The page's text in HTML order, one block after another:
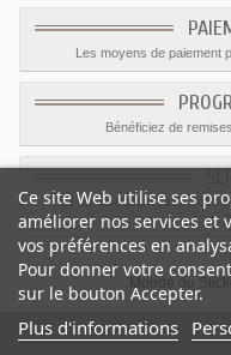
Les moyens de paiement
Bénéficiez de
Le service client est a votre
Monde du
Ce site Web utilise ses
améliorer nos services et
vos préférences en
Pour donner votre
sur le bouton Accepter.
Plus d'informations